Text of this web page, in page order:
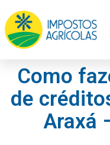
para
Como
de
Araxá